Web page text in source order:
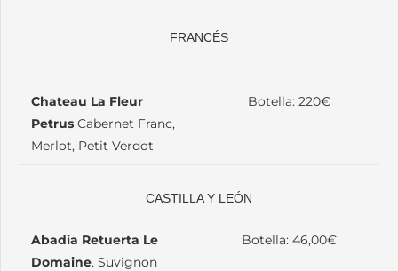
FRANCÉS
Chateau La Fleur
Petrus Cabernet Franc,
Merlot, Petit Verdot
Botella: 220€
CASTILLA Y LEÓN
Abadia Retuerta Le
Domaine. Suvignon
Botella: 46,00€